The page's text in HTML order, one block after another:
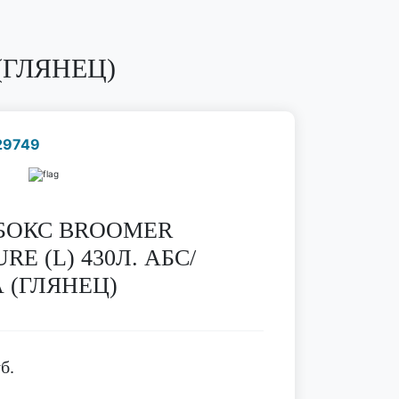
BROOMER
(L) 430Л. АБС/